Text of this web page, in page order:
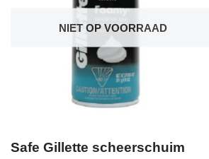
NIET OP VOORRAAD
Safe Gillette scheerschuim